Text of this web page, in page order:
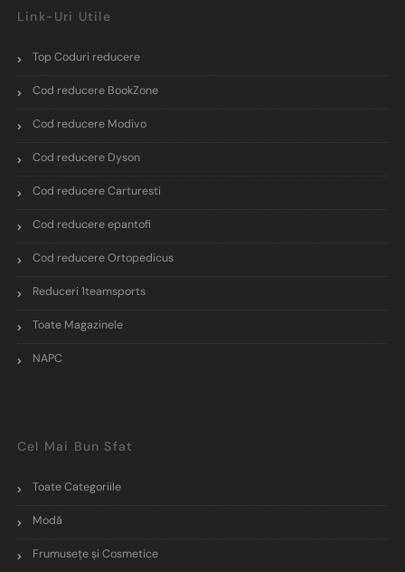
Link-Uri Utile
Top Coduri reducere
Cod reducere BookZone
Cod reducere Modivo
Cod reducere Dyson
Cod reducere Carturesti
Cod reducere epantofi
Cod reducere Ortopedicus
Reduceri 1teamsports
Toate Magazinele
NAPC
Cel Mai Bun Sfat
Toate Categoriile
Modă
Frumusețe și Cosmetice